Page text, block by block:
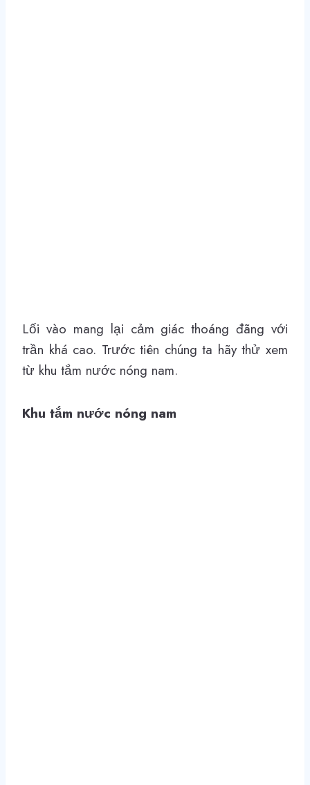
Lối vào mang lại cảm giác thoáng đãng với
trần khá cao. Trước tiên chúng ta hãy thử xem
từ khu tắm nước nóng nam.
Khu tắm nước nóng nam